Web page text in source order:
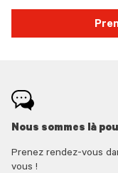
Nous sommes là
Prenez rendez-vous
vous !